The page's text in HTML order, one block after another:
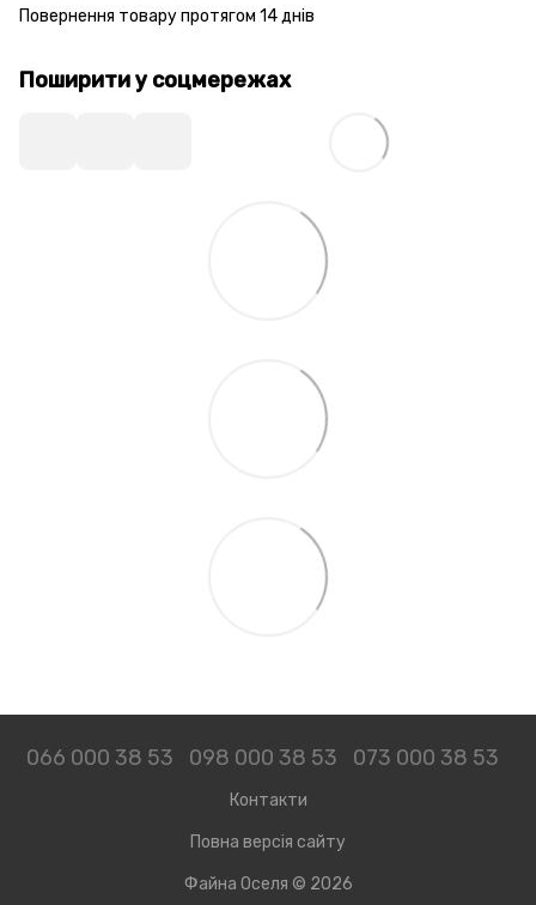
Повернення товару протягом 14 днів
Поширити у соцмережах
066 000 38 53 098 000 38 53 073 000 38 53
Контакти
Повна версія сайту
Файна Оселя © 2026